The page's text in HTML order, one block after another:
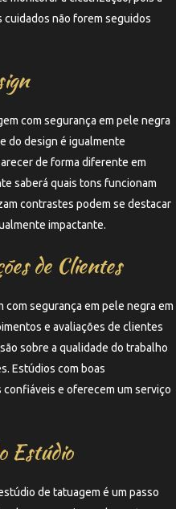
não forem seguidos
com segurança em pele negra
do design é igualmente
de forma diferente em
saberá quais tons funcionam
contrastes podem se destacar
impactante.
de Clientes
segurança em pele negra em
e avaliações de clientes
sobre a qualidade do trabalho
Estúdios com boas
e oferecem um serviço
Estúdio
de tatuagem é um passo